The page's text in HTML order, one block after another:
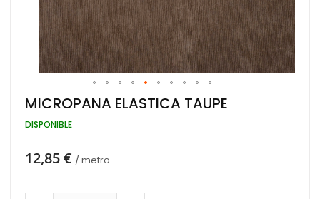
Saltar
al
comienzo
galería
MICROPANA ELASTICA TAUPE
DISPONIBLE
12,85 € / metro